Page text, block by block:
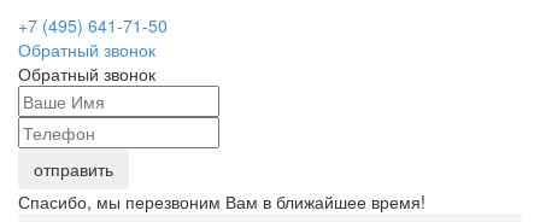
+7 (495) 641-71-50
Обратный звонок
Обратный звонок
Спасибо, мы перезвоним Вам в ближайшее время!